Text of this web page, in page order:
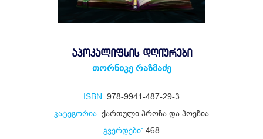
ᲐᲞᲝᲙᲐᲚᲘᲤᲡᲘᲡ ᲓᲦᲘᲣᲠᲔᲑᲘ
თორნიკე რაზმაძე
ISBN: 978-9941-487-29-3
კატეგორია: ქართული პროზა და პოეზია
გვერდები: 468